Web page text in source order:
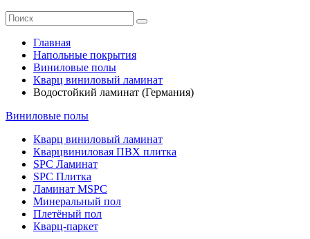
Главная
Напольные покрытия
Виниловые полы
Кварц виниловый ламинат
Водостойкий ламинат (Германия)
Виниловые полы
Кварц виниловый ламинат
Кварцвиниловая ПВХ плитка
SPC Ламинат
SPC Плитка
Ламинат MSPC
Минеральный пол
Плетёный пол
Кварц-паркет